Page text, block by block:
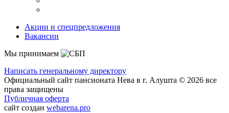
Акции и спецпредложения
Вакансии
Мы принимаем
Написать генеральному директору
Официальный сайт пансионата Нева в г. Алушта © 2026 все
права защищены
Публичная оферта
сайт создан webarena.pro